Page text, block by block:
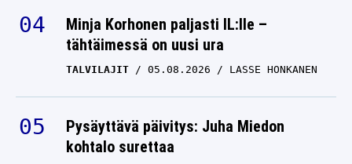
Minja Korhonen paljasti IL:lle –
tähtäimessä on uusi ura
TALVILAJIT 05.08.2026 LASSE HONKANEN
Pysäyttävä päivitys: Juha Miedon
kohtalo surettaa